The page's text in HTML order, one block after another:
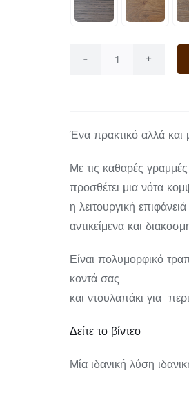
Τραπεζάκι
Ένα πρακτικό αλλά και
Με τις καθαρές
προσθέτει μια νότα
η λειτουργική
αντικείμενα και
Είναι πολυμορφικό
κοντά σας
και ντουλαπάκι για
Δείτε το βίντεο
Μία ιδανική λύση